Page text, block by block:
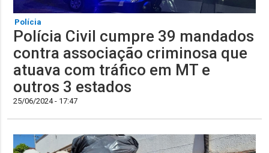
Polícia
Polícia Civil cumpre 39 mandados
contra associação criminosa que
atuava com tráfico em MT e
outros 3 estados
25/06/2024 - 17:47